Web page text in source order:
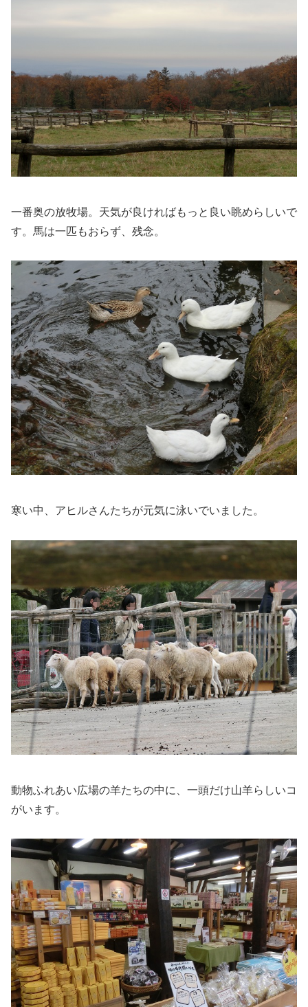
一番奥の放牧場。天気が良ければもっと良い眺めらしいで
す。馬は一匹もおらず、残念。
寒い中、アヒルさんたちが元気に泳いでいました。
動物ふれあい広場の羊たちの中に、一頭だけ山羊らしいコ
がいます。